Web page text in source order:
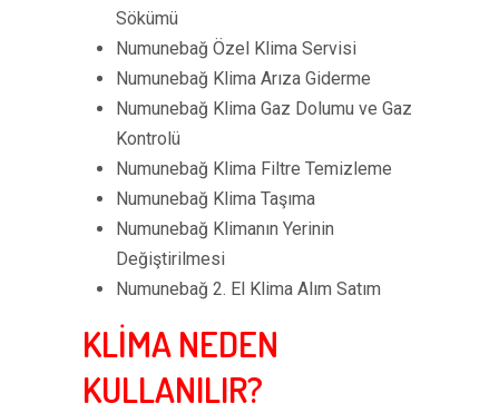
Sökümü
Numunebağ Özel Klima Servisi
Numunebağ Klima Arıza Giderme
Numunebağ Klima Gaz Dolumu ve Gaz
Kontrolü
Numunebağ Klima Filtre Temizleme
Numunebağ Klima Taşıma
Numunebağ Klimanın Yerinin
Değiştirilmesi
Numunebağ 2. El Klima Alım Satım
KLİMA NEDEN
KULLANILIR?